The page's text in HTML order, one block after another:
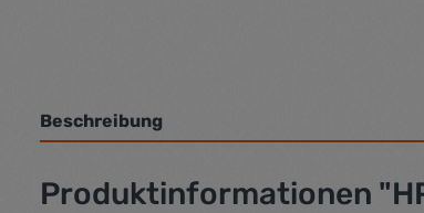
Beschreibung
Produktinformationen